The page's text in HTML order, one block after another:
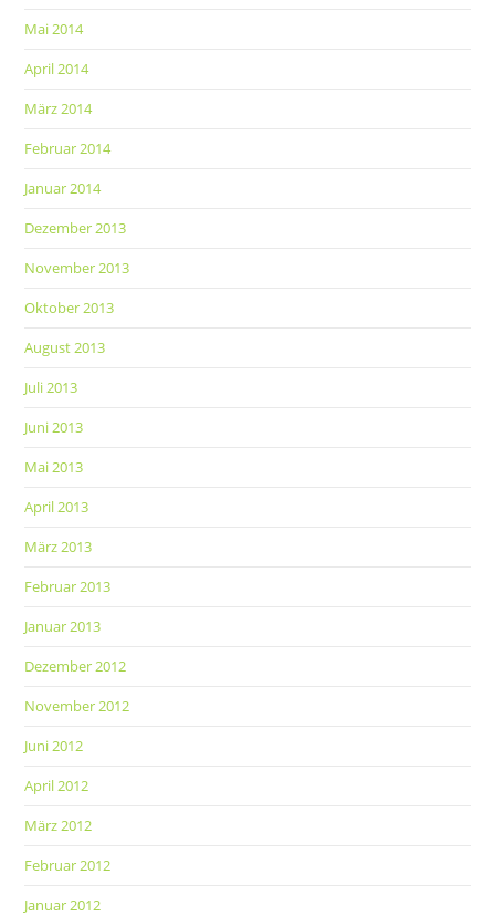
Mai 2014
April 2014
März 2014
Februar 2014
Januar 2014
Dezember 2013
November 2013
Oktober 2013
August 2013
Juli 2013
Juni 2013
Mai 2013
April 2013
März 2013
Februar 2013
Januar 2013
Dezember 2012
November 2012
Juni 2012
April 2012
März 2012
Februar 2012
Januar 2012